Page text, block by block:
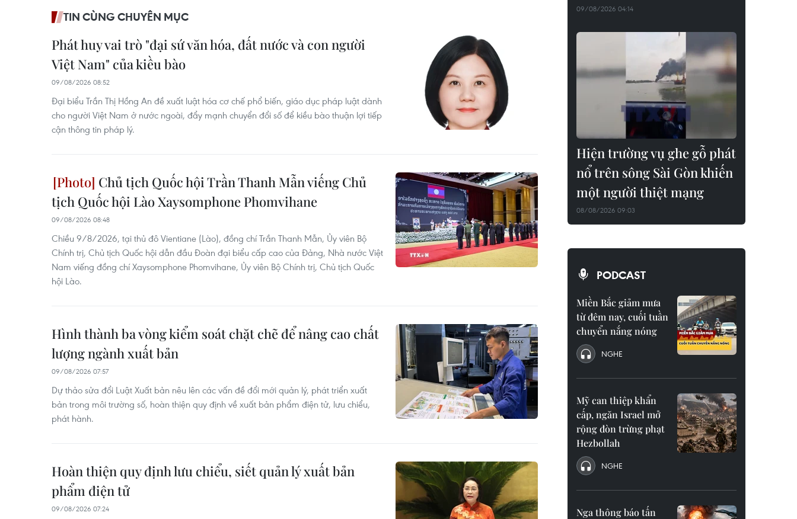
TIN CÙNG CHUYÊN MỤC
Phát huy vai trò "đại sứ văn hóa, đất nước và con người
Việt Nam" của kiều bào
09/08/2026 08:52
Đại biểu Trần Thị Hồng An đề xuất luật hóa cơ chế phổ biến, giáo dục pháp luật dành
cho người Việt Nam ở nước ngoài, đẩy mạnh chuyển đổi số để kiều bào thuận lợi tiếp
cận thông tin pháp lý.
Chủ tịch Quốc hội Trần Thanh Mẫn viếng Chủ
tịch Quốc hội Lào Xaysomphone Phomvihane
09/08/2026 08:48
Chiều 9/8/2026, tại thủ đô Vientiane (Lào), đồng chí Trần Thanh Mẫn, Ủy viên Bộ
Chính trị, Chủ tịch Quốc hội dẫn đầu Đoàn đại biểu cấp cao của Đảng, Nhà nước Việt
Nam viếng đồng chí Xaysomphone Phomvihane, Ủy viên Bộ Chính trị, Chủ tịch Quốc
hội Lào.
Hình thành ba vòng kiểm soát chặt chẽ để nâng cao chất
lượng ngành xuất bản
09/08/2026 07:57
Dự thảo sửa đổi Luật Xuất bản nêu lên các vấn đề đổi mới quản lý, phát triển xuất
bản trong môi trường số, hoàn thiện quy định về xuất bản phẩm điện tử, lưu chiểu,
phát hành.
Hoàn thiện quy định lưu chiểu, siết quản lý xuất bản
phẩm điện tử
09/08/2026 07:24
09/08/2026 04:14
Hiện trường vụ ghe gỗ phát
nổ trên sông Sài Gòn khiến
một người thiệt mạng
08/08/2026 09:03
PODCAST
Miền Bắc giảm mưa
từ đêm nay, cuối tuần
chuyển nắng nóng
NGHE
Mỹ can thiệp khẩn
cấp, ngăn Israel mở
rộng đòn trừng phạt
Hezbollah
NGHE
Nga thông báo tấn